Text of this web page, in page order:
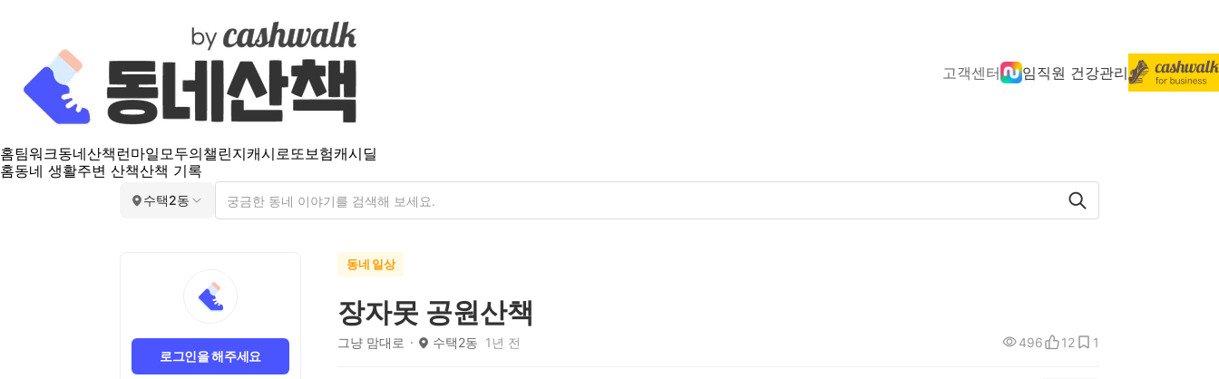
고객센터 임직원 건강관리
홈팀워크동네산책 런마일모두의챌린지캐시로또보험캐시딜
홈동네 생활주변 산책산책 기록
수택2동
로그인을 해주세요
동네 일상
장자못 공원산책
그냥 맘대로 수택2동 1년 전 496 12 1